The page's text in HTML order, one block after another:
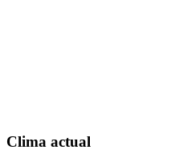
Clima actual